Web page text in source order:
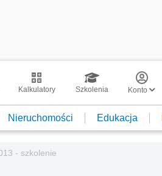
Kalkulatory Szkolenia Konto
Nieruchomości Edukacja
- szkolenie